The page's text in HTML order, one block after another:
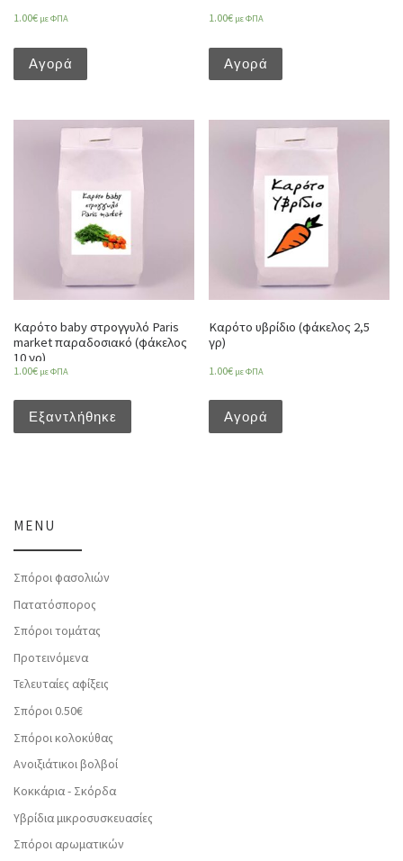
1.00€ με ΦΠΑ
Αγορά
1.00€ με ΦΠΑ
Αγορά
Καρότο baby στρογγυλό Paris
market παραδοσιακό (φάκελος
10 γρ)
1.00€ με ΦΠΑ
Εξαντλήθηκε
Καρότο υβρίδιο (φάκελος 2,5
γρ)
1.00€ με ΦΠΑ
Αγορά
MENU
Σπόροι φασολιών
Πατατόσπορος
Σπόροι τομάτας
Προτεινόμενα
Τελευταίες αφίξεις
Σπόροι 0.50€
Σπόροι κολοκύθας
Ανοιξιάτικοι βολβοί
Κοκκάρια - Σκόρδα
Υβρίδια μικροσυσκευασίες
Σπόροι αρωματικών